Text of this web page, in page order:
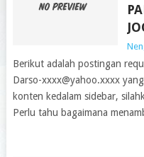
Berikut adalah postingan
Darso-xxxx@yahoo.xxxx
konten kedalam sidebar,
Perlu tahu bagaimana